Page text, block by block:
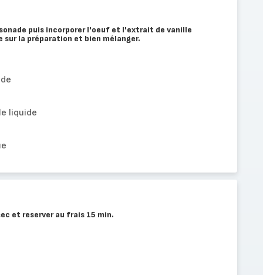
puis incorporer l'oeuf et l'extrait de vanille
la préparation et bien mélanger.
liquide
et reserver au frais 15 min.